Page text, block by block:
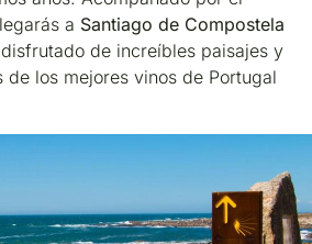
a Santiago de Compostela
de increíbles paisajes y
de los mejores vinos de Portugal